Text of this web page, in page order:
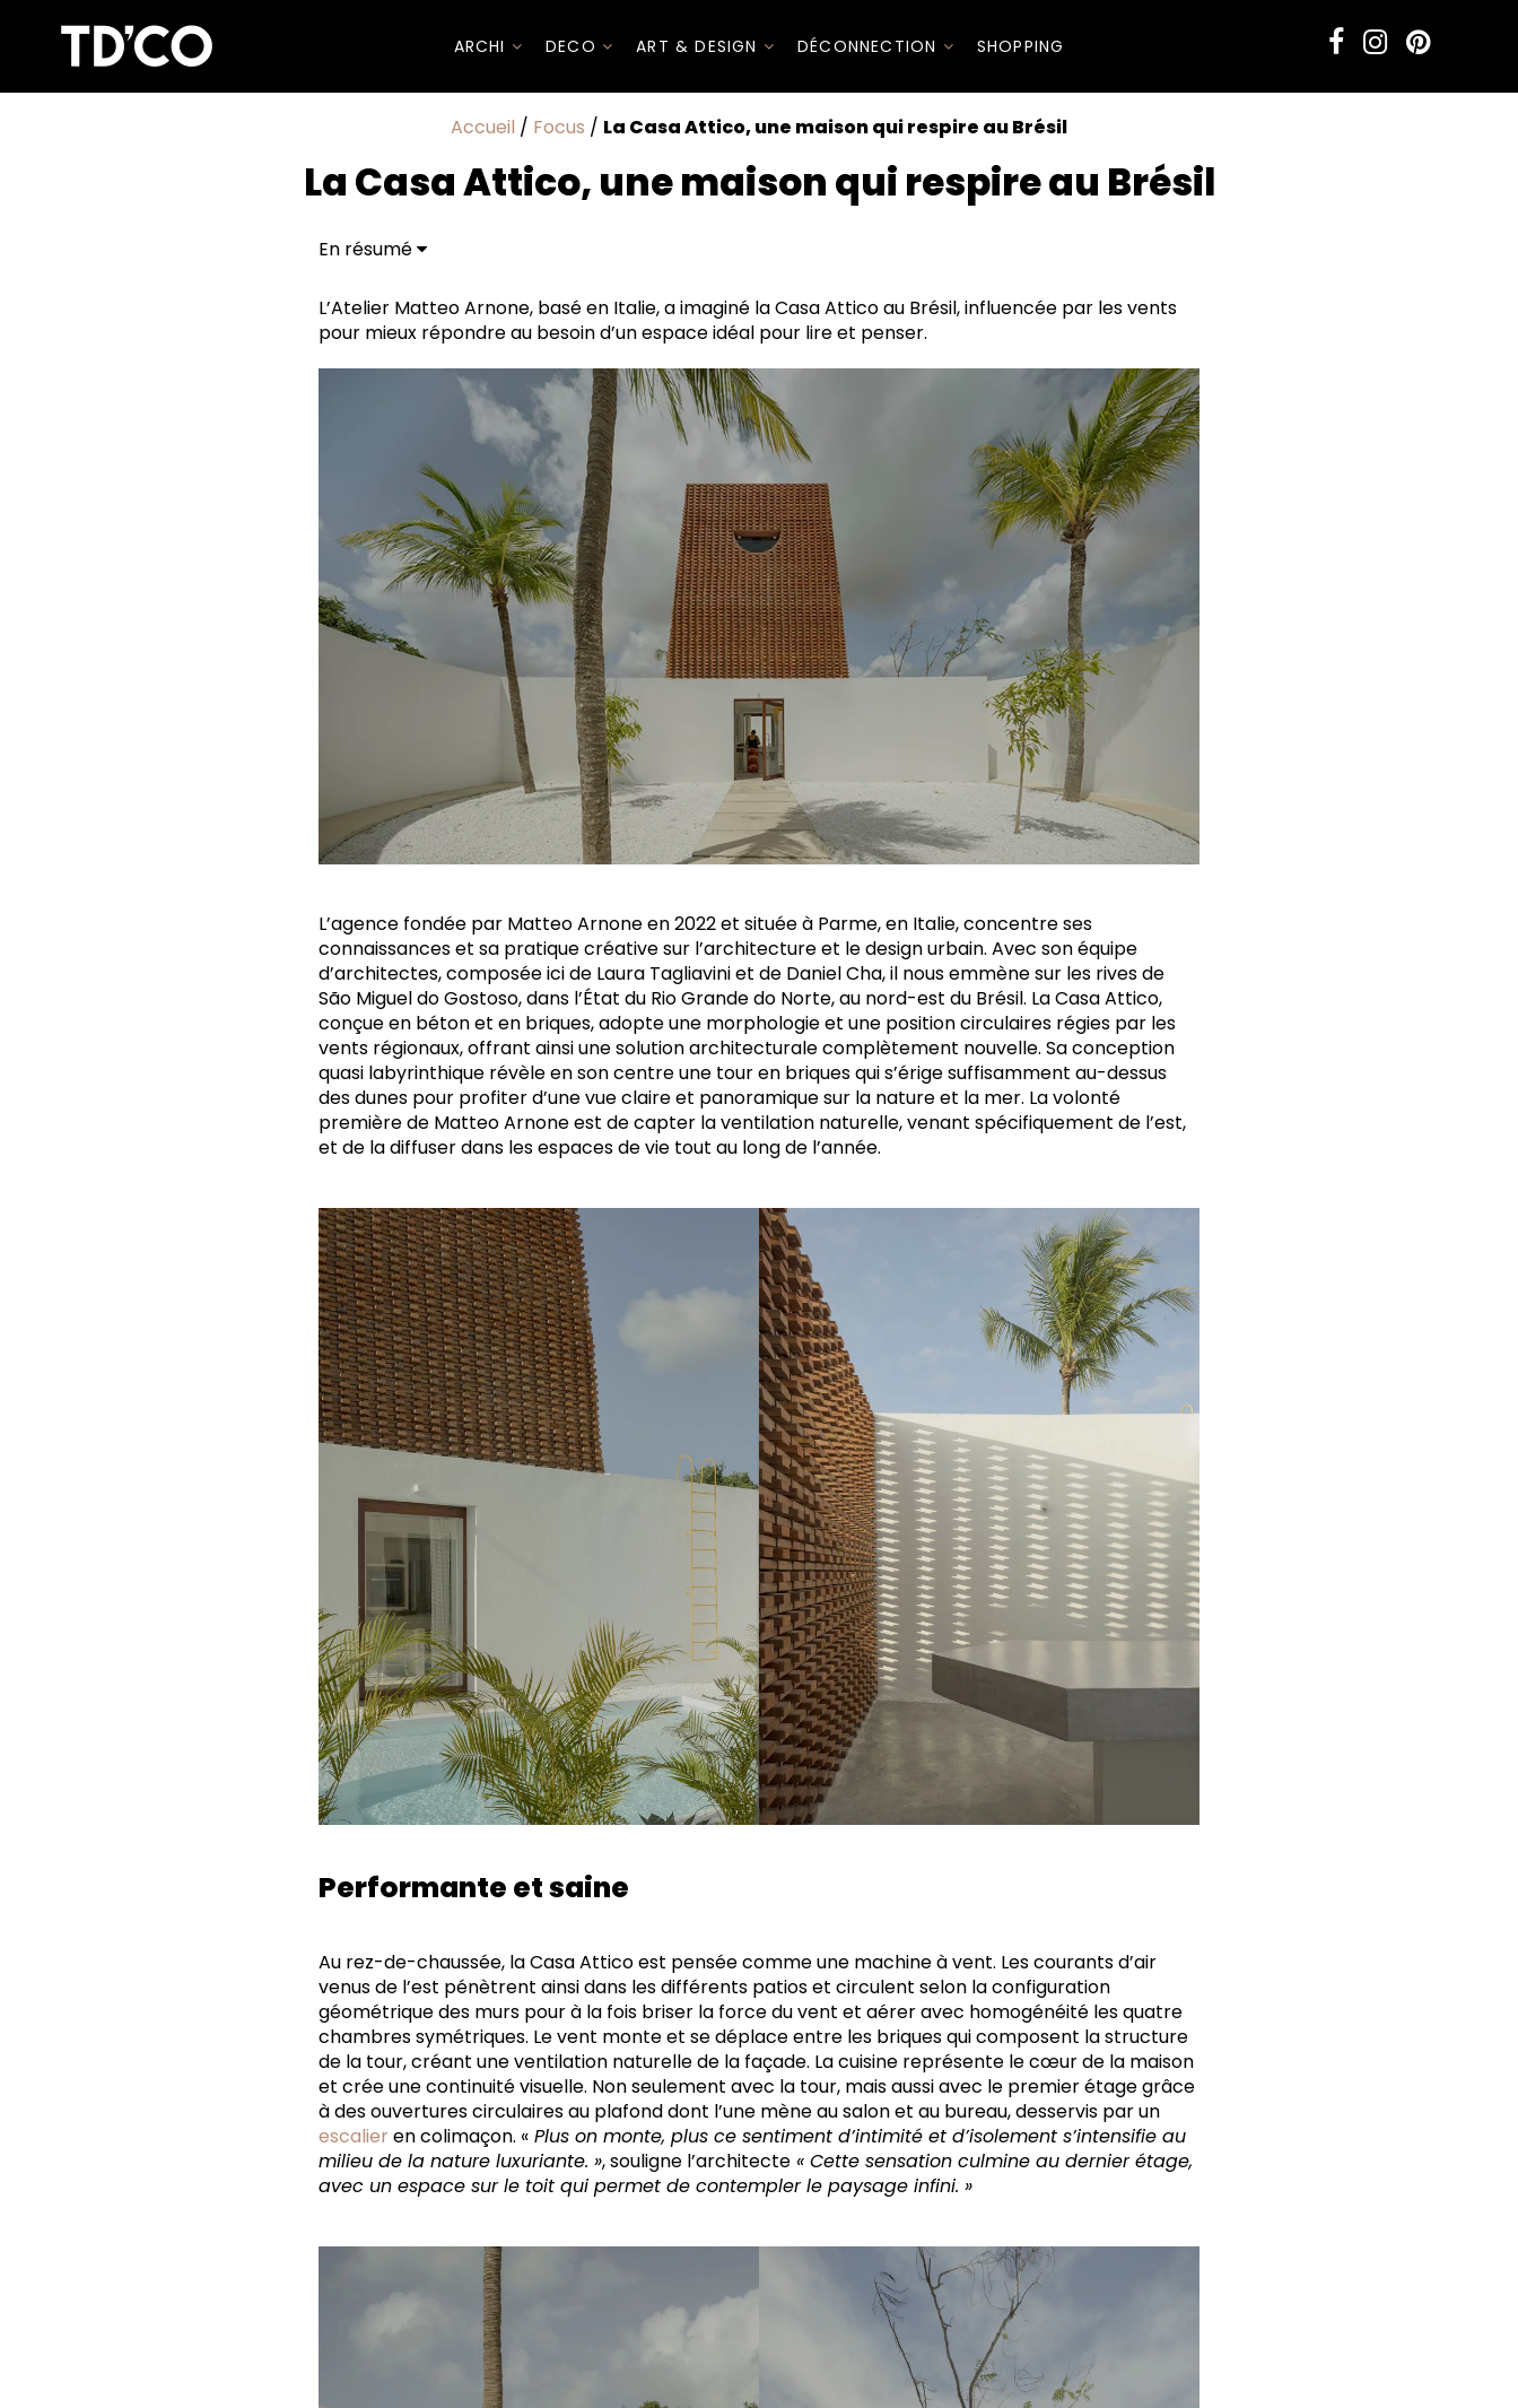
ARCHI DECO ART & DESIGN DÉCONNECTION SHOPPING
Accueil / Focus / La Casa Attico, une maison qui respire au Brésil
La Casa Attico, une maison qui respire au Brésil
En résumé
L’Atelier Matteo Arnone, basé en Italie, a imaginé la Casa Attico au Brésil, influencée par les vents
pour mieux répondre au besoin d’un espace idéal pour lire et penser.
L’agence fondée par Matteo Arnone en 2022 et située à Parme, en Italie, concentre ses
connaissances et sa pratique créative sur l’architecture et le design urbain. Avec son équipe
d’architectes, composée ici de Laura Tagliavini et de Daniel Cha, il nous emmène sur les rives de
São Miguel do Gostoso, dans l’État du Rio Grande do Norte, au nord-est du Brésil. La Casa Attico,
conçue en béton et en briques, adopte une morphologie et une position circulaires régies par les
vents régionaux, offrant ainsi une solution architecturale complètement nouvelle. Sa conception
quasi labyrinthique révèle en son centre une tour en briques qui s’érige suffisamment au-dessus
des dunes pour profiter d’une vue claire et panoramique sur la nature et la mer. La volonté
première de Matteo Arnone est de capter la ventilation naturelle, venant spécifiquement de l’est,
et de la diffuser dans les espaces de vie tout au long de l’année.
Performante et saine
Au rez-de-chaussée, la Casa Attico est pensée comme une machine à vent. Les courants d’air
venus de l’est pénètrent ainsi dans les différents patios et circulent selon la configuration
géométrique des murs pour à la fois briser la force du vent et aérer avec homogénéité les quatre
chambres symétriques. Le vent monte et se déplace entre les briques qui composent la structure
de la tour, créant une ventilation naturelle de la façade. La cuisine représente le cœur de la maison
et crée une continuité visuelle. Non seulement avec la tour, mais aussi avec le premier étage grâce
à des ouvertures circulaires au plafond dont l’une mène au salon et au bureau, desservis par un
escalier en colimaçon. « Plus on monte, plus ce sentiment d’intimité et d’isolement s’intensifie au
milieu de la nature luxuriante. », souligne l’architecte « Cette sensation culmine au dernier étage,
avec un espace sur le toit qui permet de contempler le paysage infini. »